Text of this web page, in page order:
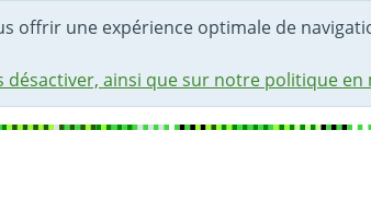
offrir une expérience optimale de
ainsi que sur notre politique